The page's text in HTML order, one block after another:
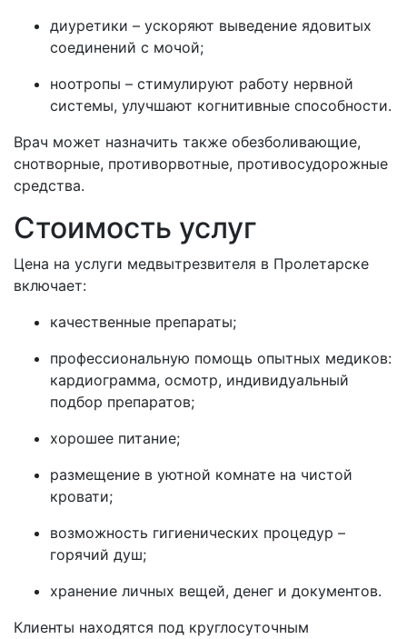
диуретики – ускоряют выведение ядовитых
соединений с мочой;
ноотропы – стимулируют работу нервной
системы, улучшают когнитивные способности.
Врач может назначить также обезболивающие,
снотворные, противорвотные, противосудорожные
средства.
Стоимость услуг
Цена на услуги медвытрезвителя в Пролетарске
включает:
качественные препараты;
профессиональную помощь опытных медиков:
кардиограмма, осмотр, индивидуальный
подбор препаратов;
хорошее питание;
размещение в уютной комнате на чистой
кровати;
возможность гигиенических процедур –
горячий душ;
хранение личных вещей, денег и документов.
Клиенты находятся под круглосуточным